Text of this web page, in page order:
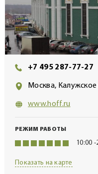
+7 495 287-77-27
Москва,
www.hoff.ru
РЕЖИМ РАБОТЫ
10:00 -
Показать на карте